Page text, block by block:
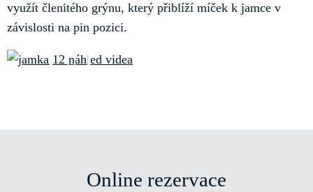
využít členitého grýnu, který přiblíží míček k jamce v
závislosti na pin pozici.
Online rezervace